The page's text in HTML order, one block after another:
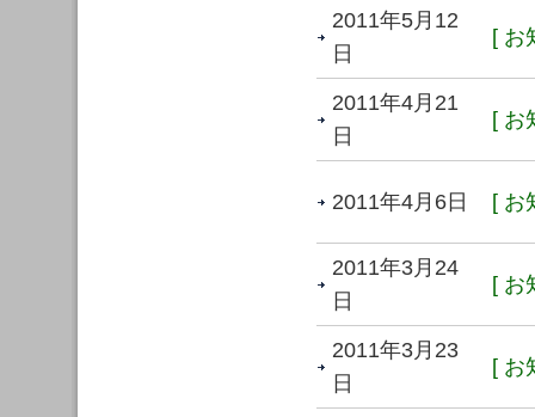
2011年5月12
日
[ お
2011年4月21
日
[ お
2011年4月6日 [ お
2011年3月24
日
[ お
2011年3月23
日
[ お